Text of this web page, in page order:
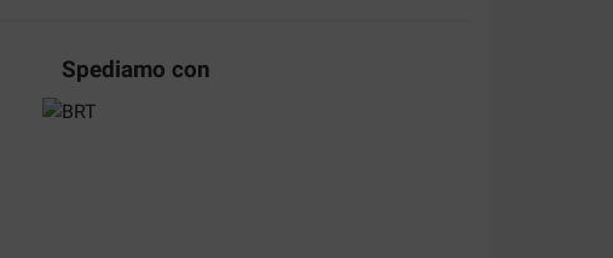
Spediamo con